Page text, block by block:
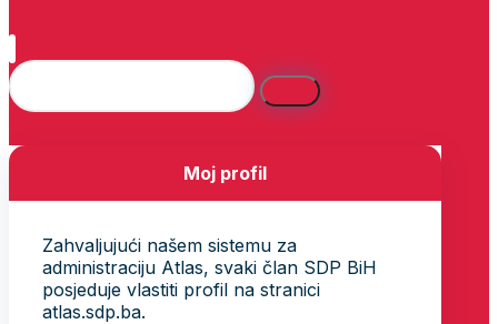
Moj profil
Zahvaljujući našem sistemu za
administraciju Atlas, svaki član SDP BiH
posjeduje vlastiti profil na stranici
atlas.sdp.ba.